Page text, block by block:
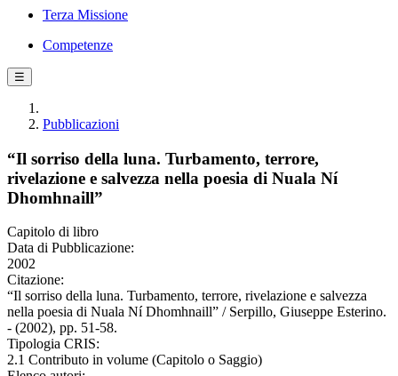
Terza Missione
Competenze
☰
Pubblicazioni
“Il sorriso della luna. Turbamento, terrore,
rivelazione e salvezza nella poesia di Nuala Ní
Dhomhnaill”
Capitolo di libro
Data di Pubblicazione:
2002
Citazione:
“Il sorriso della luna. Turbamento, terrore, rivelazione e salvezza
nella poesia di Nuala Ní Dhomhnaill” / Serpillo, Giuseppe Esterino.
- (2002), pp. 51-58.
Tipologia CRIS:
2.1 Contributo in volume (Capitolo o Saggio)